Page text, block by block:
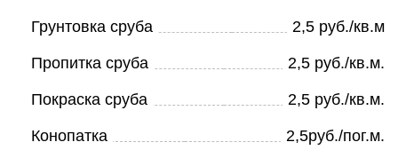
Грунтовка сруба 2,5 руб./кв.м
Пропитка сруба 2,5 руб./кв.м.
Покраска сруба 2,5 руб./кв.м.
Конопатка 2,5руб./пог.м.